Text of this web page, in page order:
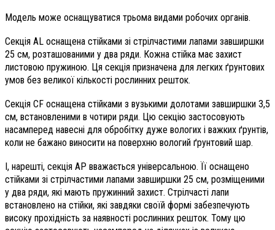
Модель може оснащуватися трьома видами робочих органів.
Секція AL оснащена стійками зі стрілчастими лапами завширшки
25 см, розташованими у два ряди. Кожна стійка має захист
листовою пружиною. Ця секція призначена для легких ґрунтових
умов без великої кількості рослинних решток.
Секція CF оснащена стійками з вузькими долотами завширшки 3,5
см, встановленими в чотири ряди. Цю секцію застосовують
насамперед навесні для обробітку дуже вологих і важких ґрунтів,
коли не бажано виносити на поверхню вологий ґрунтовий шар.
І, нарешті, секція AP вважається універсальною. Її оснащено
стійками зі стрілчастими лапами завширшки 25 см, розміщеними
у два ряди, які мають пружинний захист. Стрілчасті лапи
встановлено на стійки, які завдяки своїй формі забезпечують
високу прохідність за наявності рослинних решток. Тому цю